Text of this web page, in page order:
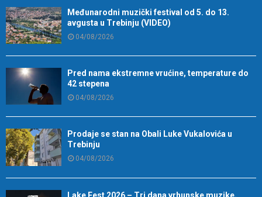
Međunarodni muzički festival od 5. do 13.
avgusta u Trebinju (VIDEO)
04/08/2026
Pred nama ekstremne vrućine, temperature do
42 stepena
04/08/2026
Prodaje se stan na Obali Luke Vukalovića u
Trebinju
04/08/2026
Lake Fest 2026 – Tri dana vrhunske muzike,